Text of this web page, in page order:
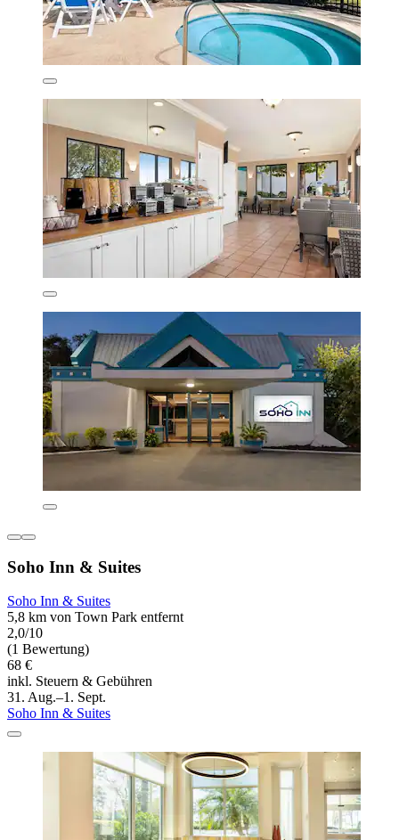
Soho Inn & Suites
Soho Inn & Suites
5,8 km von Town Park entfernt
2,0/10
(1 Bewertung)
68 €
inkl. Steuern & Gebühren
31. Aug.–1. Sept.
Soho Inn & Suites